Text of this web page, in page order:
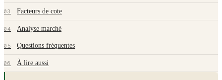
03 Facteurs de cote
04 Analyse marché
05 Questions fréquentes
06 À lire aussi